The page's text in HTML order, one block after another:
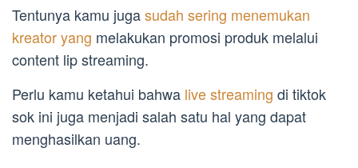
Tentunya kamu jugasudah sering menemukan
kreator yang melakukan promosi produk melalui
content lip streaming.
Perlu kamu ketahui bahwa live streaming di tiktok
sok ini juga menjadi salah satu hal yang dapat
menghasilkan uang.